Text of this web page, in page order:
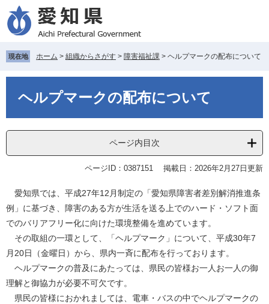
ー
ジ
ニ
ュ
本
文
現在地 ホーム > 組織からさがす > 障害福祉課 > ヘルプマークの配布について
ヘルプマークの配布について
ページ内目次
ページID：0387151 掲載日：2026年2月27日更新
愛知県では、平成27年12月制定の「愛知県障害者差別解消推進条
例」に基づき、障害のある方が生活を送る上でのハード・ソフト面
でのバリアフリー化に向けた環境整備を進めています。
その取組の一環として、「ヘルプマーク」について、平成30年7
月20日（金曜日）から、県内一斉に配布を行っております。
ヘルプマークの普及にあたっては、県民の皆様お一人お一人の御
理解と御協力が必要不可欠です。
県民の皆様におかれましては、電車・バスの中でヘルプマークの